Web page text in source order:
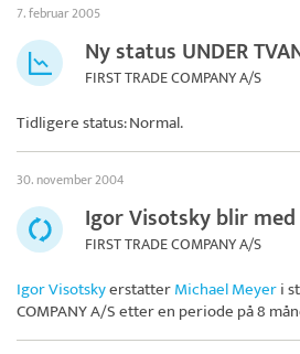
7. februar 2005
Ny status UNDER
FIRST TRADE COMPANY A/S
Tidligere status: Normal.
30. november 2004
Igor Visotsky blir
FIRST TRADE COMPANY A/S
Igor VisotskyerstatterMichael Meyeri
COMPANY A/Setter en periode på 8